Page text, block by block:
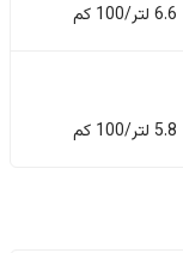
6.6 لتر/100 كم
5.8 لتر/100 كم